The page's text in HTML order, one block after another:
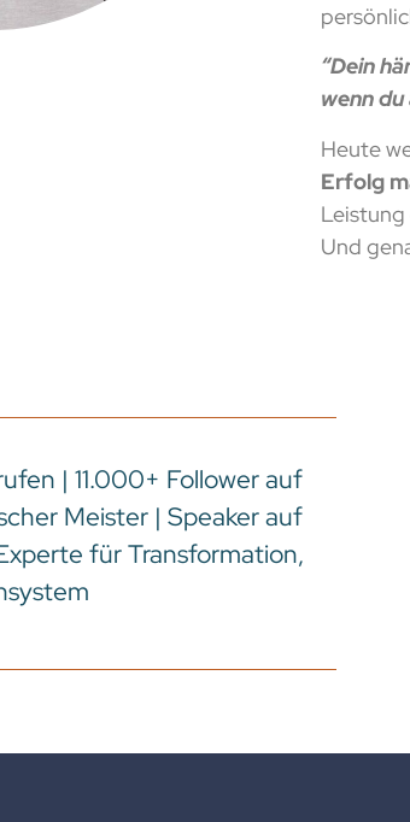
“Dein
wenn
Heute
Erfolg
Leistung
Und
| 11.000+ Follower auf
Meister | Speaker auf
für Transformation,